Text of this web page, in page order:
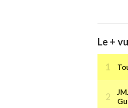
Le + vu